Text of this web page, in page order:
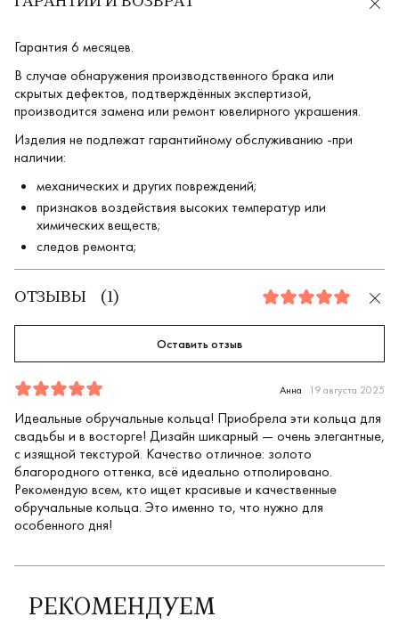
Гарантия 6 месяцев.
В случае обнаружения производственного брака или
скрытых дефектов, подтверждённых экспертизой,
производится замена или ремонт ювелирного украшения.
Изделия не подлежат гарантийному обслуживанию -при
наличии:
механических и других повреждений;
признаков воздействия высоких температур или
химических веществ;
следов ремонта;
ОТЗЫВЫ ( 1) 5.0
Оставить отзыв
Отзыв
1
5.0
5 Анна 19 августа 2025
Идеальные обручальные кольца! Приобрела эти кольца для
свадьбы и в восторге! Дизайн шикарный — очень элегантные,
с изящной текстурой. Качество отличное: золото
благородного оттенка, всё идеально отполировано.
Рекомендую всем, кто ищет красивые и качественные
обручальные кольца. Это именно то, что нужно для
особенного дня!
РЕКОМЕНДУЕМ